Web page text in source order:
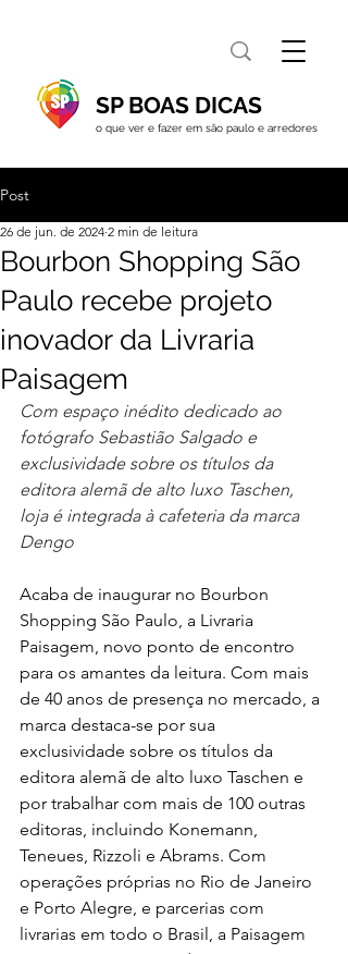
SP BOAS DICAS
o que ver e fazer em são paulo e arredores
Post
Bourbon Shopping São
Paulo recebe projeto
inovador da Livraria
Paisagem
26 de jun. de 2024 2 min de leitura
Com espaço inédito dedicado ao
fotógrafo Sebastião Salgado e
exclusividade sobre os títulos da
editora alemã de alto luxo Taschen,
loja é integrada à cafeteria da marca
Dengo
Acaba de inaugurar no Bourbon
Shopping São Paulo, a Livraria
Paisagem, novo ponto de encontro
para os amantes da leitura. Com mais
de 40 anos de presença no mercado, a
marca destaca-se por sua
exclusividade sobre os títulos da
editora alemã de alto luxo Taschen e
por trabalhar com mais de 100 outras
editoras, incluindo Konemann,
Teneues, Rizzoli e Abrams. Com
operações próprias no Rio de Janeiro
e Porto Alegre, e parcerias com
livrarias em todo o Brasil, a Paisagem